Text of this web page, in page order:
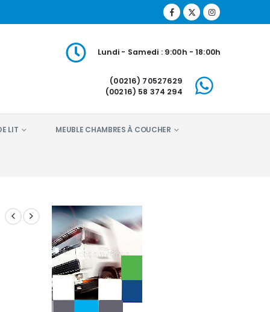
Lundi - Samedi : 9:00h - 18:00h
(00216) 70527629
(00216) 58 374 294
LIT MEUBLE CHAMBRES À COUCHER